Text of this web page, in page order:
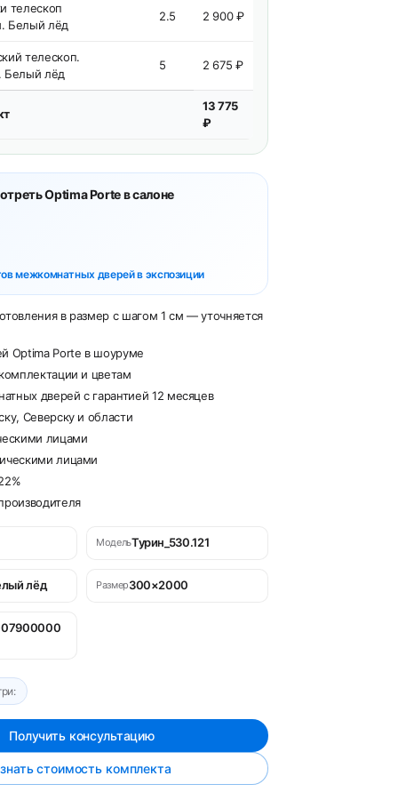
телескоп
Белый лёд
2.5 2 900 ₽
телескоп.
Белый лёд
5 2 675 ₽
13 775
₽
Optima Porte в салоне
межкомнатных дверей в экспозиции
в размер с шагом 1 см — уточняется
Optima Porte в шоуруме
и цветам
дверей с гарантией 12 месяцев
Северску и области
лицами
лицами
МодельТурин_530.121
лёд Размер300×2000
Получить консультацию
стоимость комплекта